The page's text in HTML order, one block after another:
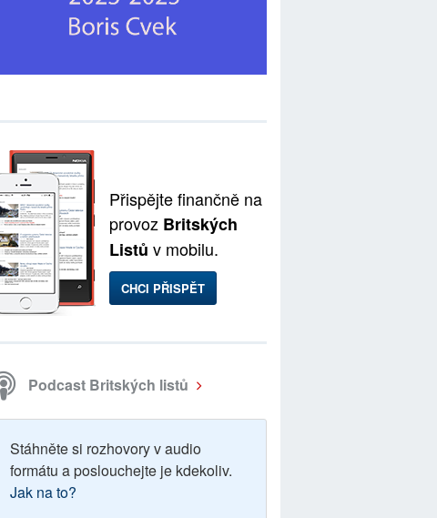
Přispějte finančně na
provoz Britských
Listů v mobilu.
CHCI PŘISPĚT
Podcast Britských listů
Stáhněte si rozhovory v audio
formátu a poslouchejte je kdekoliv.
Jak na to?